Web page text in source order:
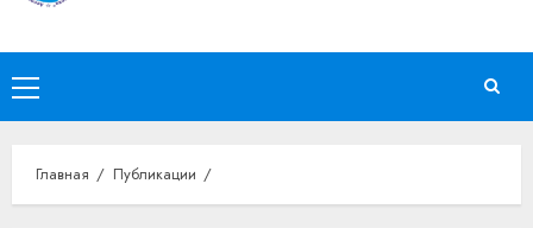
Основное
меню
Главная Публикации